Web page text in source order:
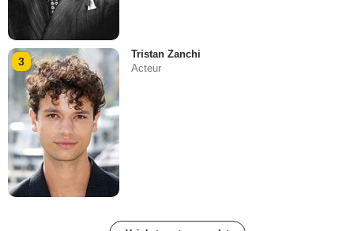
3
Tristan Zanchi
Acteur